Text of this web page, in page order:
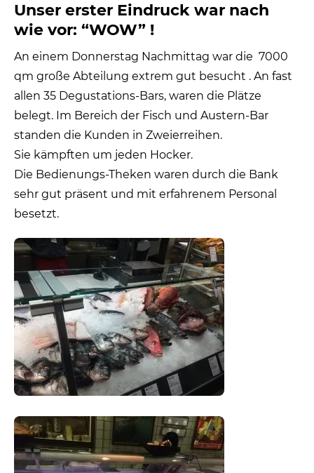
Unser erster Eindruck war nach
wie vor: “WOW” !
An einem Donnerstag Nachmittag war die 7000
qm große Abteilung extrem gut besucht . An fast
allen 35 Degustations-Bars, waren die Plätze
belegt. Im Bereich der Fisch und Austern-Bar
standen die Kunden in Zweierreihen.
Sie kämpften um jeden Hocker.
Die Bedienungs-Theken waren durch die Bank
sehr gut präsent und mit erfahrenem Personal
besetzt.